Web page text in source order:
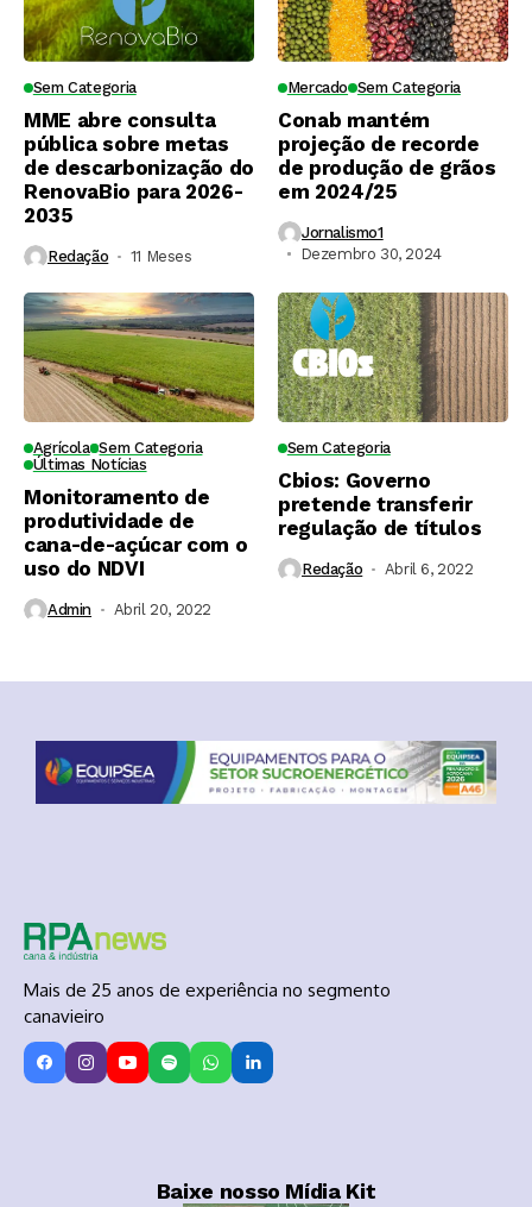
Sem Categoria
MME abre consulta
pública sobre metas
de descarbonização do
RenovaBio para 2026-
2035
Redação 11 Meses ⁮
Mercado Sem Categoria
Conab mantém
projeção de recorde
de produção de grãos
em 2024/25
Jornalismo1
Dezembro 30, 2024
Agrícola Sem Categoria
Últimas Notícias
Monitoramento de
produtividade de
cana-de-açúcar com o
uso do NDVI
Admin Abril 20, 2022
Sem Categoria
Cbios: Governo
pretende transferir
regulação de títulos
Redação Abril 6, 2022
Mais de 25 anos de experiência no segmento
canavieiro
Baixe nosso Mídia Kit